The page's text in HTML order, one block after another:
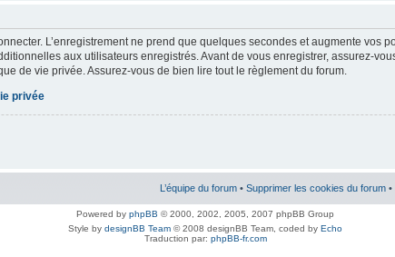
L’enregistrement ne prend que quelques secondes et augmente vos
aux utilisateurs enregistrés. Avant de vous enregistrer, assurez-
de vie privée. Assurez-vous de bien lire tout le règlement du forum.
privée
L’équipe du forum • Supprimer les cookies du forum
Powered by phpBB © 2000, 2002, 2005, 2007 phpBB Group
Style by designBB Team © 2008 designBB Team, coded by Echo
Traduction par: phpBB-fr.com